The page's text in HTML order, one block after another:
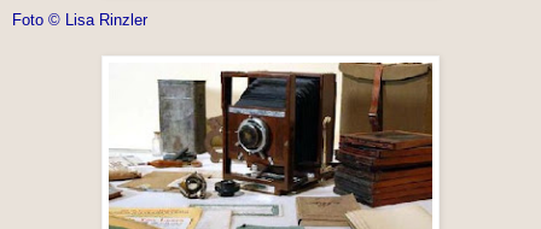
Foto © Lisa Rinzler